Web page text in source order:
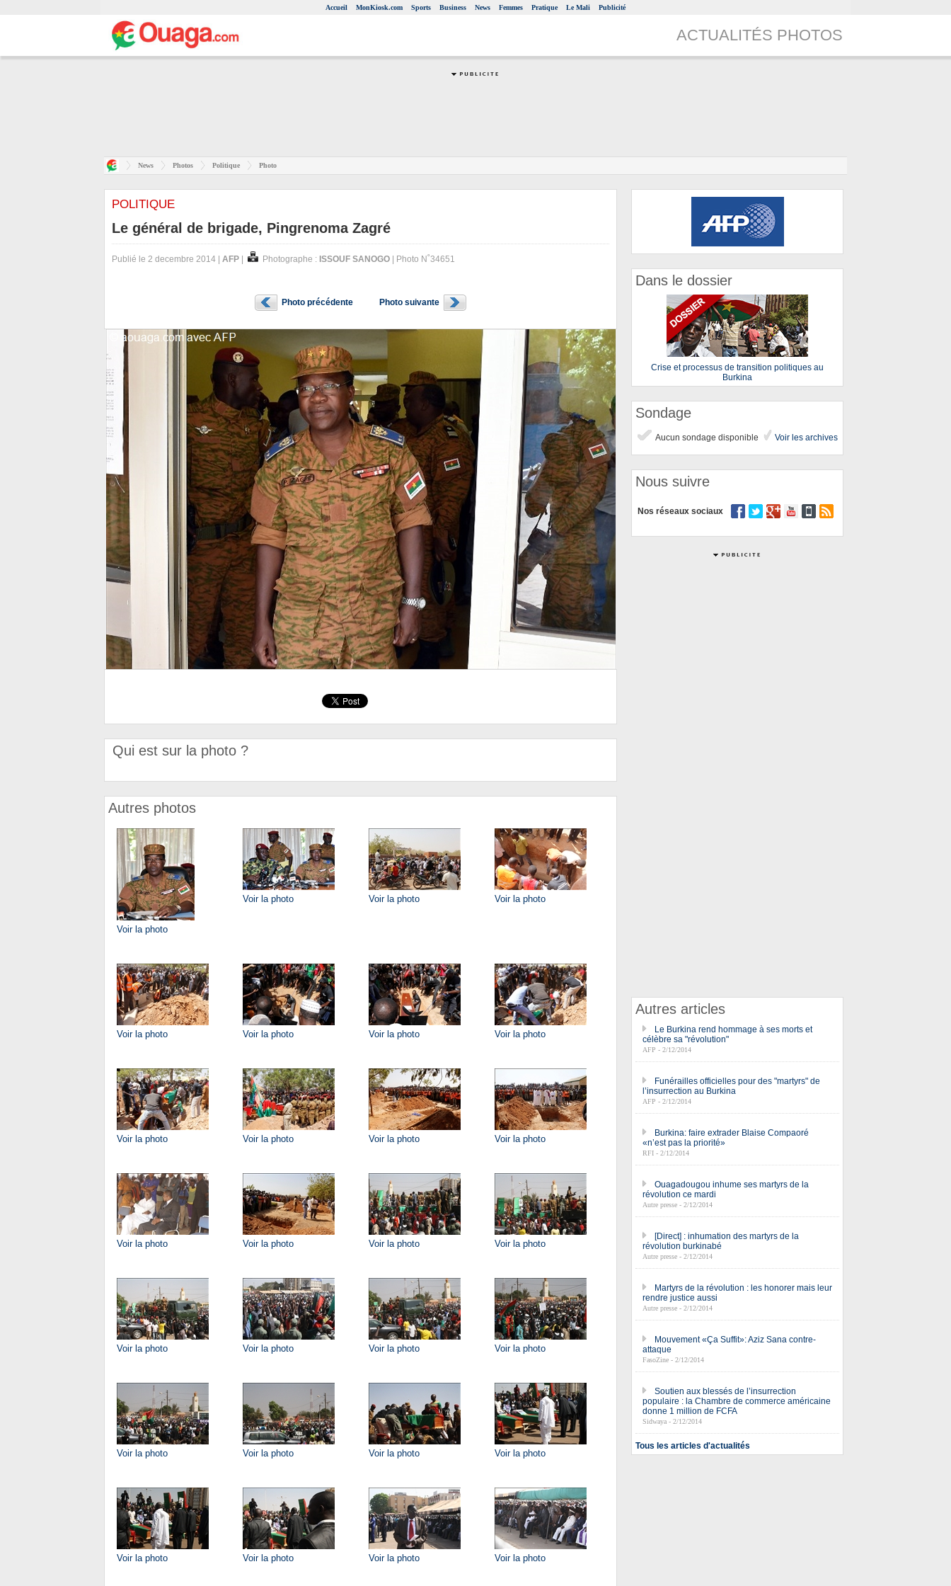
Accueil MonKiosk.com Sports Business News Femmes Pratique Le Mali Publicité
ACTUALITÉS PHOTOS
News Photos Politique Photo
POLITIQUE
Le général de brigade, Pingrenoma Zagré
Publié le 2 decembre 2014 | AFP Photographe : ISSOUF SANOGO | Photo N˚34651
Photo précédente Photo suivante
Qui est sur la photo ?
Autres photos
Voir la photo
Voir la photo Voir la photo Voir la photo
Voir la photo Voir la photo Voir la photo Voir la photo
Voir la photo Voir la photo Voir la photo Voir la photo
Voir la photo Voir la photo Voir la photo Voir la photo
Voir la photo Voir la photo Voir la photo Voir la photo
Voir la photo Voir la photo Voir la photo Voir la photo
Voir la photo Voir la photo Voir la photo Voir la photo
Dans le dossier
Crise et processus de transition politiques au
Burkina
Sondage
Aucun sondage disponible Voir les archives
Nous suivre
Nos réseaux sociaux
Autres articles
Le Burkina rend hommage à ses morts et
célèbre sa "révolution"
AFP - 2/12/2014
Funérailles officielles pour des "martyrs" de
l’insurrection au Burkina
AFP - 2/12/2014
Burkina: faire extrader Blaise Compaoré
«n’est pas la priorité»
RFI - 2/12/2014
Ouagadougou inhume ses martyrs de la
révolution ce mardi
Autre presse - 2/12/2014
[Direct] : inhumation des martyrs de la
révolution burkinabé
Autre presse - 2/12/2014
Martyrs de la révolution : les honorer mais leur
rendre justice aussi
Autre presse - 2/12/2014
Mouvement «Ça Suffit»: Aziz Sana contre-
attaque
FasoZine - 2/12/2014
Soutien aux blessés de l’insurrection
populaire : la Chambre de commerce américaine
donne 1 million de FCFA
Sidwaya - 2/12/2014
Tous les articles d'actualités